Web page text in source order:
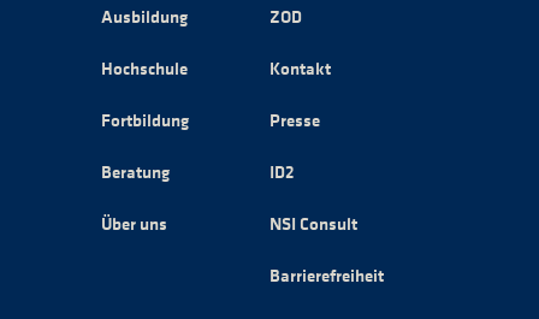
Ausbildung
Hochschule
Fortbildung
Beratung
Über uns
ZOD
Kontakt
Presse
ID2
NSI Consult
Barrierefreiheit